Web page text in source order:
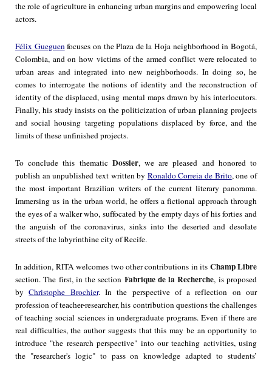
the role of agriculture in enhancing urban margins and empowering local
actors.
Félix Gueguenfocuses on the Plaza de la Hoja neighborhood in Bogotá,
Colombia, and on how victims of the armed conflict were relocated to
urban areas and integrated into new neighborhoods. In doing so, he
comes to interrogate the notions of identity and the reconstruction of
identity of the displaced, using mental maps drawn by his interlocutors.
Finally, his study insists on the politicization of urban planning projects
and social housing targeting populations displaced by force, and the
limits of these unfinished projects.
To conclude this thematicDossier, we are pleased and honored to
publish an unpublished text written by Ronaldo Correia de Brito, one of
the most important Brazilian writers of the current literary panorama.
Immersing us in the urban world, he offers a fictional approach through
the eyes of a walker who, suffocated by the empty days of his forties and
the anguish of the coronavirus, sinks into the deserted and desolate
streets of the labyrinthine city of Recife.
In addition, RITA welcomes two other contributions in its Champ Libre
section. The first, in the section Fabrique de la Recherche, is proposed
byChristophe Brochier. In the perspective of a reflection on our
profession of teacher-researcher, his contribution questions the challenges
of teaching social sciences in undergraduate programs. Even if there are
real difficulties, the author suggests that this may be an opportunity to
introduce "the research perspective" into our teaching activities, using
the "researcher's logic" to pass on knowledge adapted to students’